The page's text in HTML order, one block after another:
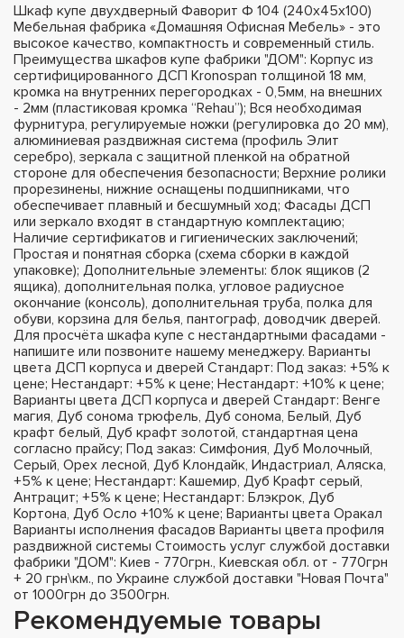
Шкаф купе двухдверный Фаворит Ф 104 (240х45х100)
Мебельная фабрика «Домашняя Офисная Мебель» - это
высокое качество, компактность и современный стиль.
Преимущества шкафов купе фабрики "ДОМ": Корпус из
сертифицированного ДСП Kronospan толщиной 18 мм,
кромка на внутренних перегородках - 0,5мм, на внешних
- 2мм (пластиковая кромка “Rehau”); Вся необходимая
фурнитура, регулируемые ножки (регулировка до 20 мм),
алюминиевая раздвижная система (профиль Элит
серебро), зеркала с защитной пленкой на обратной
стороне для обеспечения безопасности; Верхние ролики
прорезинены, нижние оснащены подшипниками, что
обеспечивает плавный и бесшумный ход; Фасады ДСП
или зеркало входят в стандартную комплектацию;
Наличие сертификатов и гигиенических заключений;
Простая и понятная сборка (схема сборки в каждой
упаковке); Дополнительные элементы: блок ящиков (2
ящика), дополнительная полка, угловое радиусное
окончание (консоль), дополнительная труба, полка для
обуви, корзина для белья, пантограф, доводчик дверей.
Для просчёта шкафа купе с нестандартными фасадами -
напишите или позвоните нашему менеджеру. Варианты
цвета ДСП корпуса и дверей Стандарт: Под заказ: +5% к
цене; Нестандарт: +5% к цене; Нестандарт: +10% к цене;
Варианты цвета ДСП корпуса и дверей Стандарт: Венге
магия, Дуб сонома трюфель, Дуб сонома, Белый, Дуб
крафт белый, Дуб крафт золотой, стандартная цена
согласно прайсу; Под заказ: Симфония, Дуб Молочный,
Серый, Орех лесной, Дуб Клондайк, Индастриал, Аляска,
+5% к цене; Нестандарт: Кашемир, Дуб Крафт серый,
Антрацит; +5% к цене; Нестандарт: Блэкрок, Дуб
Кортона, Дуб Осло +10% к цене; Варианты цвета Оракал
Варианты исполнения фасадов Варианты цвета профиля
раздвижной системы Стоимость услуг службой доставки
фабрики "ДОМ": Киев - 770грн., Киевская обл. от - 770грн
+ 20 грн\км., по Украине службой доставки "Новая Почта"
от 1000грн до 3500грн.
Рекомендуемые товары